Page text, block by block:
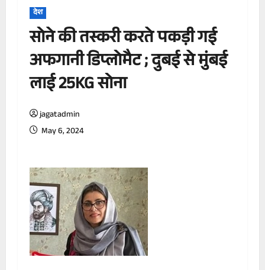
देश
सोने की तस्करी करते पकड़ी गई
अफगानी डिप्लोमैट ; दुबई से मुंबई
लाई 25KG सोना
jagatadmin
May 6, 2024